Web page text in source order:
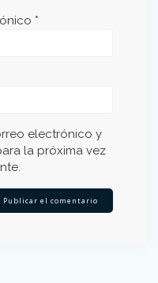
*
electrónico y
la próxima vez